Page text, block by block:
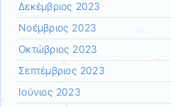
Δεκέμβριος 2023
Νοέμβριος 2023
Οκτώβριος 2023
Σεπτέμβριος 2023
Ιούνιος 2023